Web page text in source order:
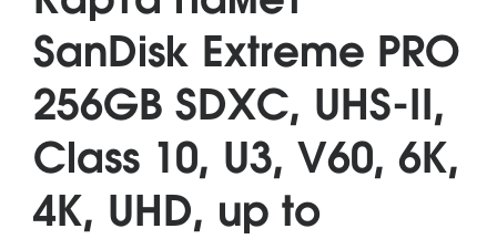
SanDisk Extreme PRO
256GB SDXC, UHS-II,
Class 10, U3, V60, 6K,
4K, UHD, up to